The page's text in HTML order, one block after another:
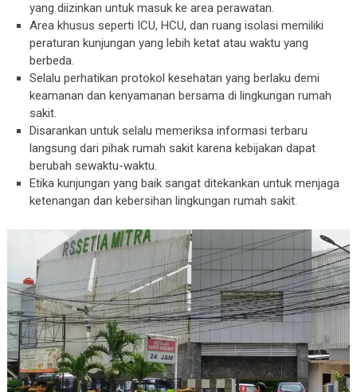
yang diizinkan untuk masuk ke area perawatan.
Area khusus seperti ICU, HCU, dan ruang isolasi memiliki
peraturan kunjungan yang lebih ketat atau waktu yang
berbeda.
Selalu perhatikan protokol kesehatan yang berlaku demi
keamanan dan kenyamanan bersama di lingkungan rumah
sakit.
Disarankan untuk selalu memeriksa informasi terbaru
langsung dari pihak rumah sakit karena kebijakan dapat
berubah sewaktu-waktu.
Etika kunjungan yang baik sangat ditekankan untuk menjaga
ketenangan dan kebersihan lingkungan rumah sakit.